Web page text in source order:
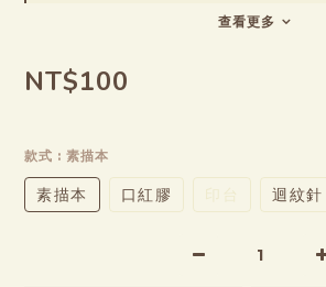
查看更多
NT$100
款式 : 素描本
素描本 口紅膠 印台 迴紋針